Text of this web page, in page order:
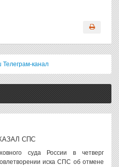
канал
СПС
суда России в четверг
иска СПС об отмене